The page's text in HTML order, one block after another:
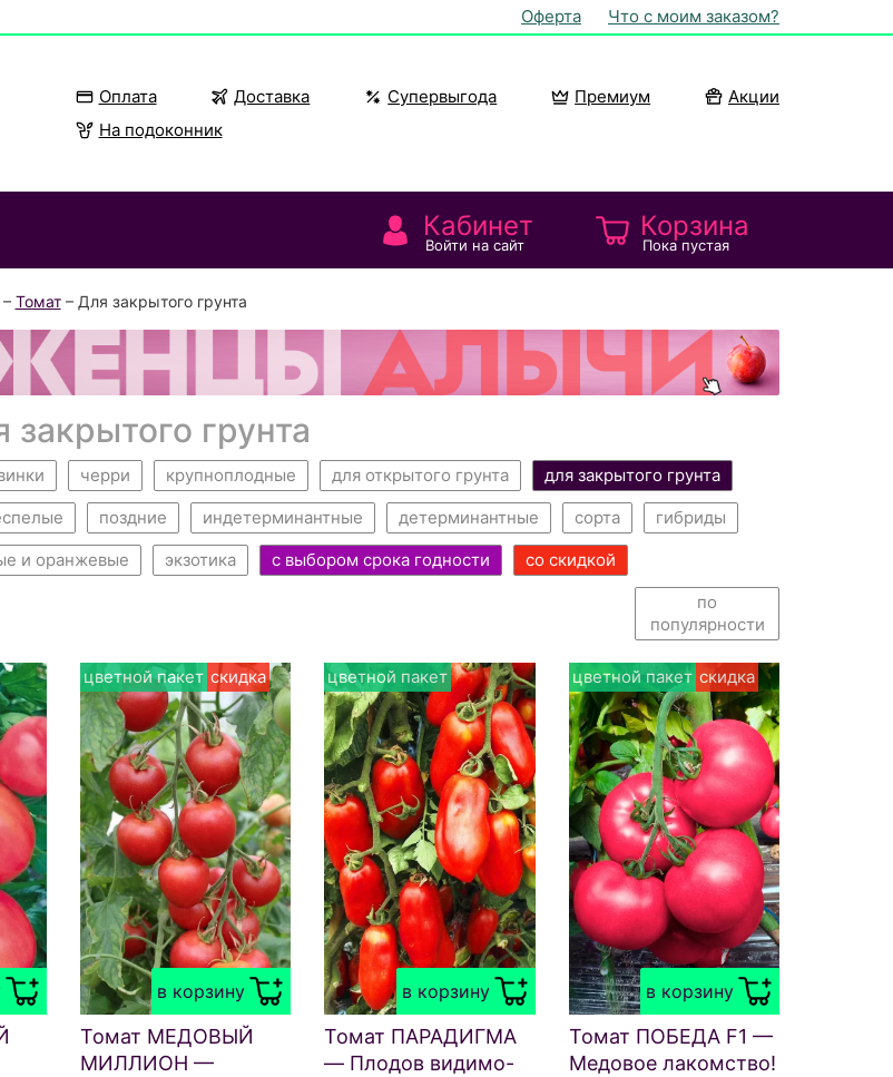
Оферта Что с моим заказом?
Оплата Доставка Супервыгода Премиум
Акции
На подоконник
Кабинет
Войти на сайт
Корзина
Пока пустая
Томат– Для закрытого грунта
закрытого грунта
черри крупноплодные для открытого грунта
для закрытого грунта
поздние индетерминантные детерминантные сорта
гибриды
и оранжевые экзотика с выбором срока годности
со скидкой
по
популярности
в корзину
цветной пакет скидка
Томат МЕДОВЫЙ
МИЛЛИОН —
в корзину
цветной пакет
Томат ПАРАДИГМА
— Плодов видимо-
в корзину
цветной пакет скидка
Томат ПОБЕДА F1 —
Медовое лакомство!